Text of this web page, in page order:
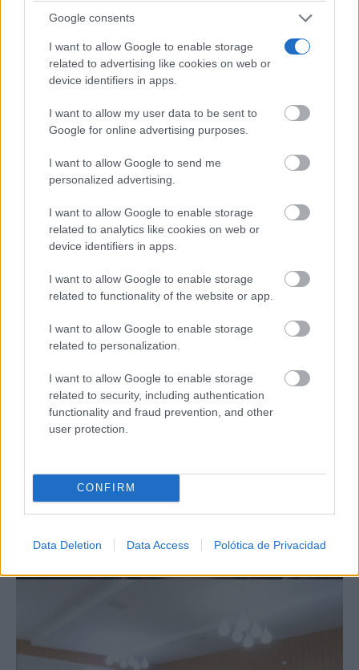
Google consents
I want to allow Google to enable storage
related to advertising like cookies on web or
device identifiers in apps.
I want to allow my user data to be sent to
Google for online advertising purposes.
I want to allow Google to send me
personalized advertising.
I want to allow Google to enable storage
related to analytics like cookies on web or
device identifiers in apps.
I want to allow Google to enable storage
related to functionality of the website or app.
I want to allow Google to enable storage
related to personalization.
I want to allow Google to enable storage
related to security, including authentication
functionality and fraud prevention, and other
user protection.
CONFIRM
Data Deletion Data Access Polótica de Privacidad